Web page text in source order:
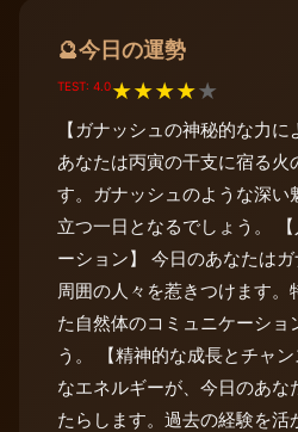
🔮今日の運勢
TEST: 4.0★★★★★
【ガナッシュの神秘的な力
あなたは丙寅の干支に宿る火
す。ガナッシュのような深い
立つ一日となるでしょう。
ーション】 今日のあなたは
周囲の人々を惹きつけます。
た自然体のコミュニケーショ
う。 【精神的な成長とチャ
なエネルギーが、今日のあな
たらします。過去の経験を活